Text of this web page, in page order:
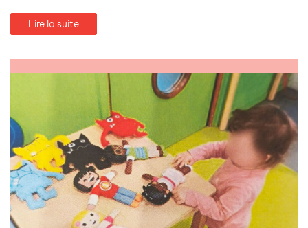
Lire la suite